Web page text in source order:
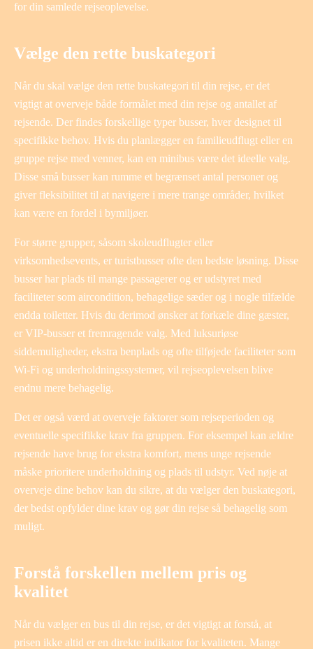
for din samlede rejseoplevelse.
Vælge den rette buskategori
Når du skal vælge den rette buskategori til din rejse, er det
vigtigt at overveje både formålet med din rejse og antallet af
rejsende. Der findes forskellige typer busser, hver designet til
specifikke behov. Hvis du planlægger en familieudflugt eller en
gruppe rejse med venner, kan en minibus være det ideelle valg.
Disse små busser kan rumme et begrænset antal personer og
giver fleksibilitet til at navigere i mere trange områder, hvilket
kan være en fordel i bymiljøer.
For større grupper, såsom skoleudflugter eller
virksomhedsevents, er turistbusser ofte den bedste løsning. Disse
busser har plads til mange passagerer og er udstyret med
faciliteter som aircondition, behagelige sæder og i nogle tilfælde
endda toiletter. Hvis du derimod ønsker at forkæle dine gæster,
er VIP-busser et fremragende valg. Med luksuriøse
siddemuligheder, ekstra benplads og ofte tilføjede faciliteter som
Wi-Fi og underholdningssystemer, vil rejseoplevelsen blive
endnu mere behagelig.
Det er også værd at overveje faktorer som rejseperioden og
eventuelle specifikke krav fra gruppen. For eksempel kan ældre
rejsende have brug for ekstra komfort, mens unge rejsende
måske prioritere underholdning og plads til udstyr. Ved nøje at
overveje dine behov kan du sikre, at du vælger den buskategori,
der bedst opfylder dine krav og gør din rejse så behagelig som
muligt.
Forstå forskellen mellem pris og
kvalitet
Når du vælger en bus til din rejse, er det vigtigt at forstå, at
prisen ikke altid er en direkte indikator for kvaliteten. Mange